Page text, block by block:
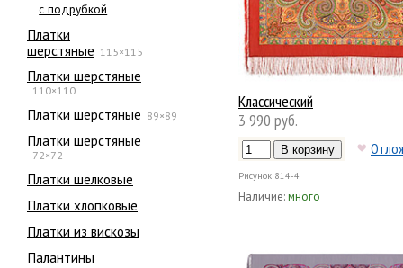
с подрубкой
Платки
шерстяные 115×115
Платки шерстяные
110×110
Платки шерстяные 89×89
Платки шерстяные
72×72
Платки шелковые
Платки хлопковые
Платки из вискозы
Палантины
Классический
3 990 руб.
Рисунок 814-4
Наличие:много